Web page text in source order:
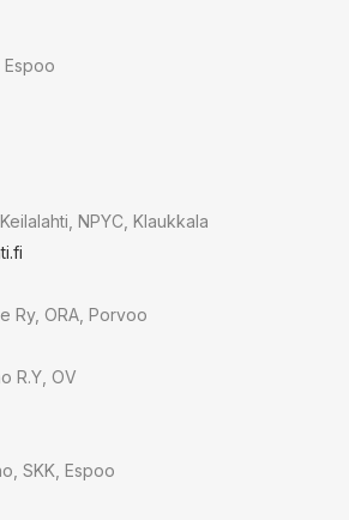
Espoo
NPYC, Klaukkala
Ry, ORA, Porvoo
R.Y, OV
SKK, Espoo